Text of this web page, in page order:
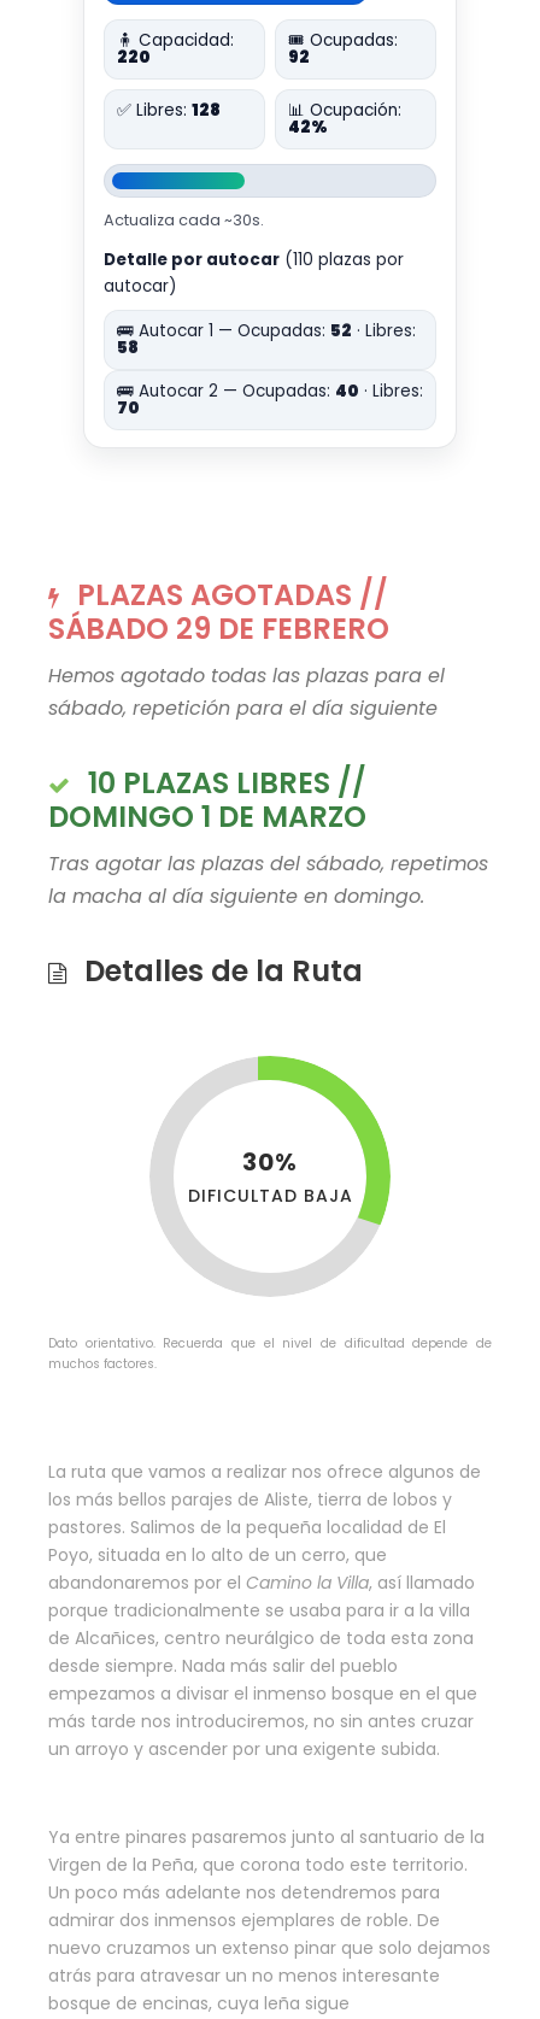
🧍 Capacidad:
220
🎟️ Ocupadas:
92
✅ Libres: 128 📊 Ocupación:
42%
Actualiza cada ~30s.
Detalle por autocar (110 plazas por
autocar)
🚌 Autocar 1 — Ocupadas: 52 · Libres:
58
🚌 Autocar 2 — Ocupadas: 40 · Libres:
70
PLAZAS AGOTADAS //
SÁBADO 29 DE FEBRERO
Hemos agotado todas las plazas para el
sábado, repetición para el día siguiente
10 PLAZAS LIBRES //
DOMINGO 1 DE MARZO
Tras agotar las plazas del sábado, repetimos
la macha al día siguiente en domingo.
Detalles de la Ruta
30%
DIFICULTAD BAJA
Dato orientativo. Recuerda que el nivel de dificultad depende de
muchos factores.
La ruta que vamos a realizar nos ofrece algunos de
los más bellos parajes de Aliste, tierra de lobos y
pastores. Salimos de la pequeña localidad de El
Poyo, situada en lo alto de un cerro, que
abandonaremos por el Camino la Villa, así llamado
porque tradicionalmente se usaba para ir a la villa
de Alcañices, centro neurálgico de toda esta zona
desde siempre. Nada más salir del pueblo
empezamos a divisar el inmenso bosque en el que
más tarde nos introduciremos, no sin antes cruzar
un arroyo y ascender por una exigente subida.
Ya entre pinares pasaremos junto al santuario de la
Virgen de la Peña, que corona todo este territorio.
Un poco más adelante nos detendremos para
admirar dos inmensos ejemplares de roble. De
nuevo cruzamos un extenso pinar que solo dejamos
atrás para atravesar un no menos interesante
bosque de encinas, cuya leña sigue